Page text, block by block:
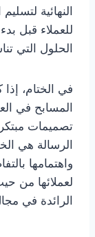
النهائية
للعملاء قبل
الحلول التي
في الختام،
المسابح في
تصميمات
الرسالة هي
واهتمامها
لعملائها من
الرائدة في